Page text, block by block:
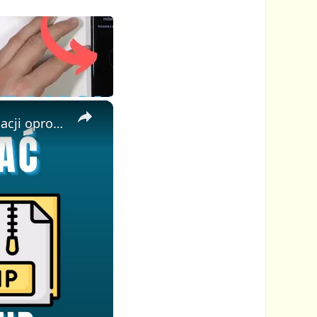
×
📦 Jak przekonwertować RAR do ZIP online za darmo | Bez instalacji oprogramowania